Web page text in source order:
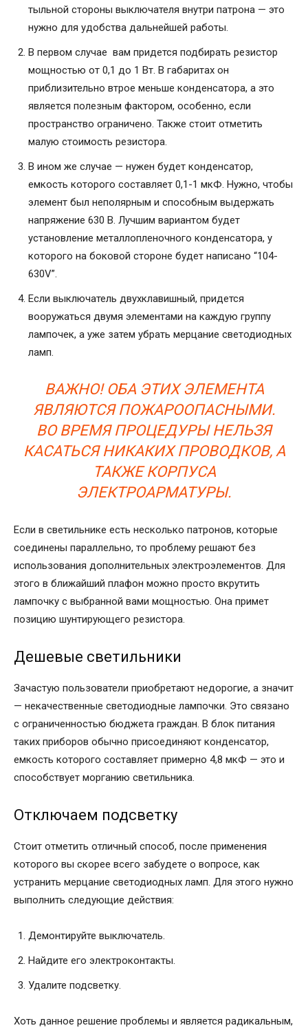
тыльной стороны выключателя внутри патрона — это
нужно для удобства дальнейшей работы.
В первом случае вам придется подбирать резистор
мощностью от 0,1 до 1 Вт. В габаритах он
приблизительно втрое меньше конденсатора, а это
является полезным фактором, особенно, если
пространство ограничено. Также стоит отметить
малую стоимость резистора.
В ином же случае — нужен будет конденсатор,
емкость которого составляет 0,1-1 мкФ. Нужно, чтобы
элемент был неполярным и способным выдержать
напряжение 630 В. Лучшим вариантом будет
установление металлопленочного конденсатора, у
которого на боковой стороне будет написано “104-
630V”.
Если выключатель двухклавишный, придется
вооружаться двумя элементами на каждую группу
лампочек, а уже затем убрать мерцание светодиодных
ламп.
ВАЖНО! ОБА ЭТИХ ЭЛЕМЕНТА
ЯВЛЯЮТСЯ ПОЖАРООПАСНЫМИ.
ВО ВРЕМЯ ПРОЦЕДУРЫ НЕЛЬЗЯ
КАСАТЬСЯ НИКАКИХ ПРОВОДКОВ, А
ТАКЖЕ КОРПУСА
ЭЛЕКТРОАРМАТУРЫ.
Если в светильнике есть несколько патронов, которые
соединены параллельно, то проблему решают без
использования дополнительных электроэлементов. Для
этого в ближайший плафон можно просто вкрутить
лампочку с выбранной вами мощностью. Она примет
позицию шунтирующего резистора.
Дешевые светильники
Зачастую пользователи приобретают недорогие, а значит
— некачественные светодиодные лампочки. Это связано
с ограниченностью бюджета граждан. В блок питания
таких приборов обычно присоединяют конденсатор,
емкость которого составляет примерно 4,8 мкФ — это и
способствует морганию светильника.
Отключаем подсветку
Стоит отметить отличный способ, после применения
которого вы скорее всего забудете о вопросе, как
устранить мерцание светодиодных ламп. Для этого нужно
выполнить следующие действия:
Демонтируйте выключатель.
Найдите его электроконтакты.
Удалите подсветку.
Хоть данное решение проблемы и является радикальным,